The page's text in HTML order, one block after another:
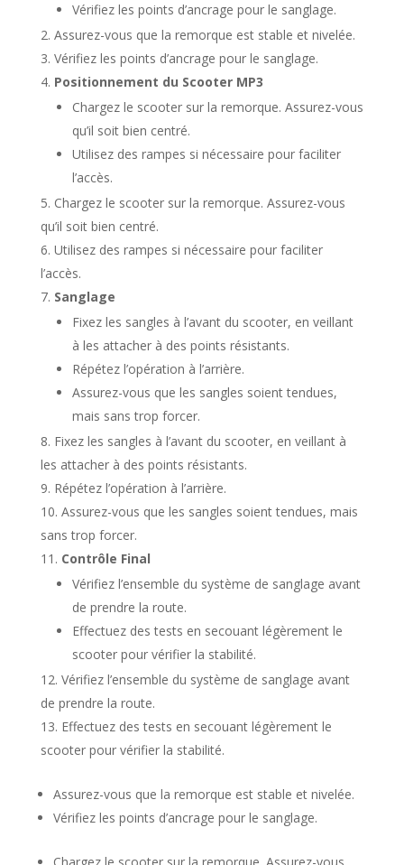
Vérifiez les points d’ancrage pour le sanglage.
Assurez-vous que la remorque est stable et nivelée.
Vérifiez les points d’ancrage pour le sanglage.
Positionnement du Scooter MP3
Chargez le scooter sur la remorque. Assurez-vous
qu’il soit bien centré.
Utilisez des rampes si nécessaire pour faciliter
l’accès.
Chargez le scooter sur la remorque. Assurez-vous
qu’il soit bien centré.
Utilisez des rampes si nécessaire pour faciliter
l’accès.
Sanglage
Fixez les sangles à l’avant du scooter, en veillant
à les attacher à des points résistants.
Répétez l’opération à l’arrière.
Assurez-vous que les sangles soient tendues,
mais sans trop forcer.
Fixez les sangles à l’avant du scooter, en veillant à
les attacher à des points résistants.
Répétez l’opération à l’arrière.
Assurez-vous que les sangles soient tendues, mais
sans trop forcer.
Contrôle Final
Vérifiez l’ensemble du système de sanglage avant
de prendre la route.
Effectuez des tests en secouant légèrement le
scooter pour vérifier la stabilité.
Vérifiez l’ensemble du système de sanglage avant
de prendre la route.
Effectuez des tests en secouant légèrement le
scooter pour vérifier la stabilité.
Assurez-vous que la remorque est stable et nivelée.
Vérifiez les points d’ancrage pour le sanglage.